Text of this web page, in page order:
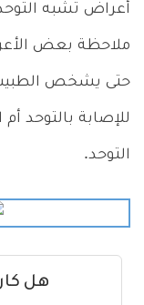
أعراض تشبه
ملاحظة بعض
حتى يشخص
للإصابة بالتوحد
التوحد.
هل